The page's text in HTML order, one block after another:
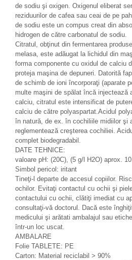
de sodiu şi oxigen. Oxigenul eliberat
reziduurilor de cafea sau ceai de pe
de sodiu este un compus creat din
hidrogen de către carbonatul de sodiu.
Citratul, obţinut din fermentarea
melasa, este adăugat la lichidul din
forma componente cu oxidul de calciu
proteja maşina de depuneri. Datorită
de schimb de ioni încorporaţi (aparate
multe maşini de spălat încă injectează
calciu, citratul este intensificat de
calciu de către polyaspartat.Acidul
în natură, de ex. în cochiliile midiilor şi
reglementează creşterea cochiliei.
complet biodegradabil.
DATE TEHNICE:
valoare pH: (20C), (5 g/l H2O) aprox.
Simbol pericol: iritant
Tineţi-l departe de accesul copiilor.
ochilor. Evitaţi contactul cu ochii şi
contactului cu ochii, clătiţi imediat cu
consultaţi-vă doctorul. Dacă este
medicului şi arătati ambalajul sau
într-un loc uscat.
AMBALARE
Folie TABLETE: PE
Carton: Material reciclabil > 90%